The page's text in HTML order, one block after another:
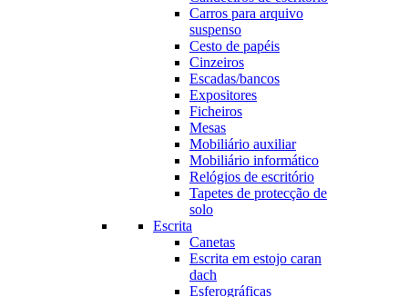
Carros para arquivo
suspenso
Cesto de papéis
Cinzeiros
Escadas/bancos
Expositores
Ficheiros
Mesas
Mobiliário auxiliar
Mobiliário informático
Relógios de escritório
Tapetes de protecção de
solo
Escrita
Canetas
Escrita em estojo caran
dach
Esferográficas